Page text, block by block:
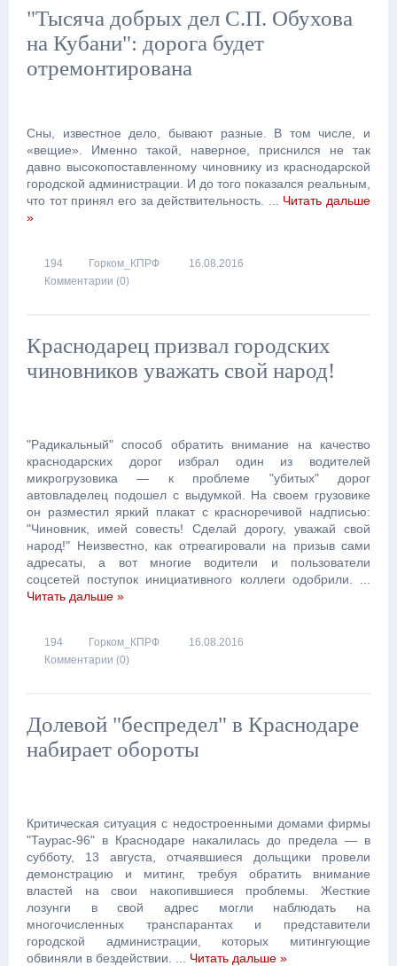
"Тысяча добрых дел С.П. Обухова
на Кубани": дорога будет
отремонтирована
Сны, известное дело, бывают разные. В том числе, и
«вещие». Именно такой, наверное, приснился не так
давно высокопоставленному чиновнику из краснодарской
городской администрации. И до того показался реальным,
что тот принял его за действительность.
Читать дальше
»
194 Горком_КПРФ
16.08.2016
Комментарии (0)
Краснодарец призвал городских
чиновников уважать свой народ!
"Радикальный" способ обратить внимание на качество
краснодарских дорог избрал один из водителей
микрогрузовика — к проблеме "убитых" дорог
автовладелец подошел с выдумкой. На своем грузовике
он разместил яркий плакат с красноречивой надписью:
"Чиновник, имей совесть! Сделай дорогу, уважай свой
народ!" Неизвестно, как отреагировали на призыв сами
адресаты, а вот многие водители и пользователи
соцсетей поступок инициативного коллеги одобрили.
Читать дальше »
194 Горком_КПРФ
16.08.2016
Комментарии (0)
Долевой "беспредел" в Краснодаре
набирает обороты
Критическая ситуация с недостроенными домами фирмы
"Таурас-96" в Краснодаре накалилась до предела — в
субботу, 13 августа, отчаявшиеся дольщики провели
демонстрацию и митинг, требуя обратить внимание
властей на свои накопившиеся проблемы. Жесткие
лозунги в свой адрес могли наблюдать на
многочисленных транспарантах и представители
городской администрации, которых митингующие
обвиняли в бездействии.
Читать дальше »